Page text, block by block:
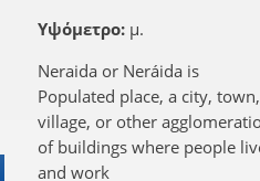
Υψόμετρο: μ.
Neraida or Neráida is
Populated place, a city, town,
village, or other
of buildings where people
and work